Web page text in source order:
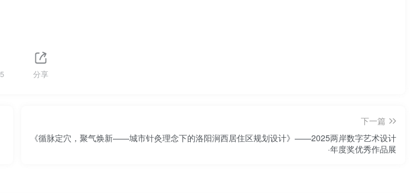
5 分享
下一篇
《循脉定穴，聚气焕新——城市针灸理念下的洛阳涧西居住区规划设计》——2025两岸数字艺术设计
·年度奖优秀作品展